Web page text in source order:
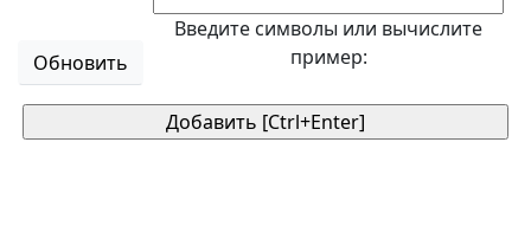
Обновить
Введите символы или вычислите
пример: